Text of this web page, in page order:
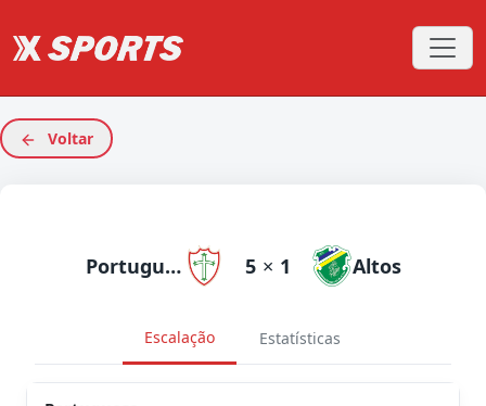
Voltar
Portuguesa 5 × 1 Altos
Escalação Estatísticas